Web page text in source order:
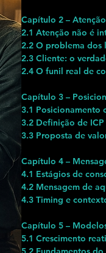
Capítulo 2 –
2.1 Atenção não é
2.2 O problema dos
2.3 Cliente: o
2.4 O funil real de
Capítulo 3 –
3.1 Posicionamento
3.2 Definição de
3.3 Proposta de
Capítulo 4 –
4.1 Estágios de
4.2 Mensagem de
4.3 Timing e
Capítulo 5 –
5.1 Crescimento